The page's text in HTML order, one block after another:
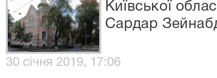
Київської
Сардар
30 січня 2019, 17:06